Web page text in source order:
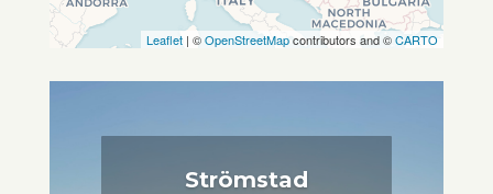
Leaflet | ©OpenStreetMapcontributors and ©CARTO
Strömstad